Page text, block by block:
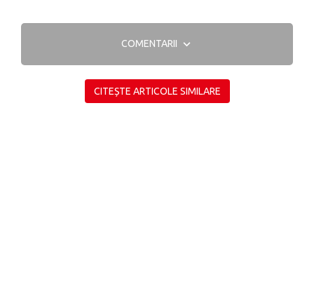
COMENTARII
CITEȘTE ARTICOLE SIMILARE